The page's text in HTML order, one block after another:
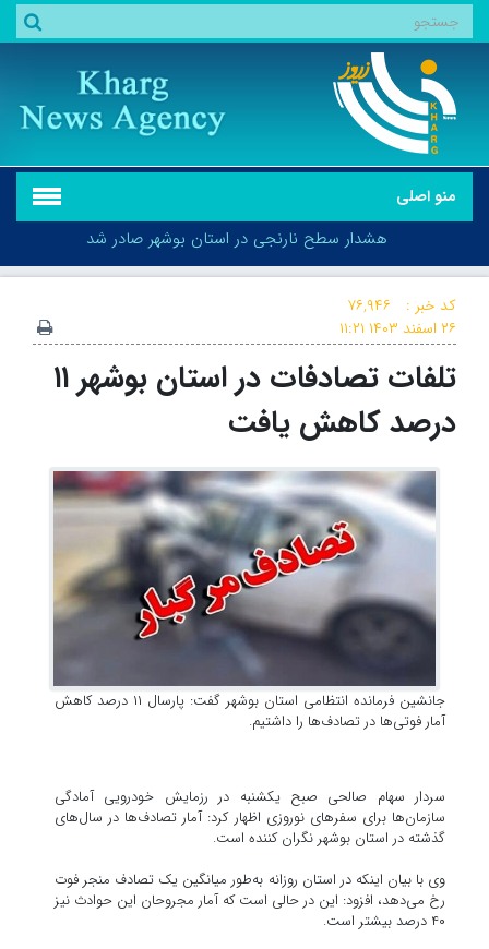
منو اصلی
هشدار سطح نارنجی در استان بوشهر صادر شد
هشدار سطح نارنجی در استان بوشهر صادر شد
کد خبر :
۷۶,۹۴۶
۲۶ اسفند ۱۴۰۳
۱۱:۲۱
تلفات تصادفات در استان بوشهر ۱۱
درصد کاهش یافت
جانشین فرمانده انتظامی استان بوشهر گفت: پارسال ۱۱ درصد کاهش
آمار فوتی‌ها در تصادف‌ها را داشتیم.
سردار سهام صالحی صبح یکشنبه در رزمایش خودرویی آمادگی
سازمان‌ها برای سفرهای نوروزی اظهار کرد: آمار تصادف‌ها در سال‌های
گذشته در استان بوشهر نگران کننده است.
وی با بیان اینکه در استان روزانه به‌طور میانگین یک تصادف منجر فوت
رخ می‌دهد، افزود: این در حالی است که آمار مجروحان این حوادث نیز
۴۰ درصد بیشتر است.